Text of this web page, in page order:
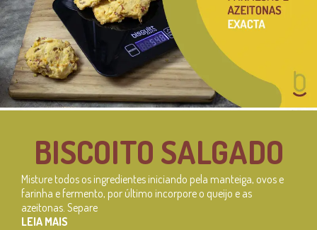
BISCOITO SALGADO
Misture todos os ingredientes iniciando pela manteiga, ovos e
farinha e fermento, por último incorpore o queijo e as
azeitonas. Separe
LEIA MAIS